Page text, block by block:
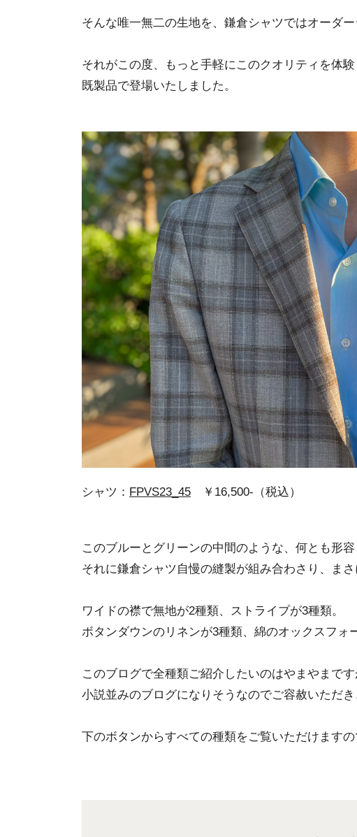
そんな唯一無二の生地を、鎌倉シャツではオーダ
それがこの度、もっと手軽にこのクオリティを体
既製品で登場いたしました。
シャツ： FPVS23_45 ￥16,500-（税込）
このブルーとグリーンの中間のような、何とも形容
それに鎌倉シャツ自慢の縫製が組み合わさり、まさ
ワイドの襟で無地が2種類、ストライプが3種類。
ボタンダウンのリネンが3種類、綿のオックスフォ
このブログで全種類ご紹介したいのはやまやまで
小説並みのブログになりそうなのでご容赦いただき
下のボタンからすべての種類をご覧いただけますの